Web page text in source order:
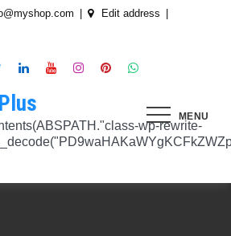
Edit address
MENU